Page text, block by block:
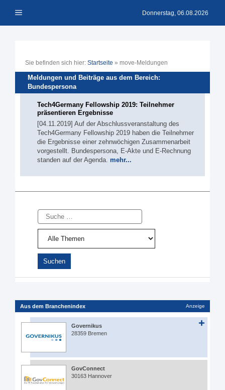
Inhalt Menü Donnerstag, 06.08.2026
Sie befinden sich hier: Startseite » move-Meldungen
Meldungen und Beiträge aus dem Bereich:
Bundespersona
Tech4Germany Fellowship 2019: Teilnehmer
präsentieren Ergebnisse
[04.11.2019] Auf der Abschlussveranstaltung des
Tech4Germany Fellowship 2019 haben die Teilnehmer
die Ergebnisse einer zehnwöchigen Zusammenarbeit
vorgestellt. Bundespersona, E-Akte und E-Rechnung
standen auf der Agenda. mehr...
Suche
Aus dem Branchenindex Anzeige
Governikus
28359 Bremen
GovConnect
30163 Hannover